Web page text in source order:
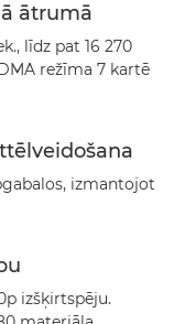
ātrumā
līdz pat 16 270
režīma 7 kartē
izmantojot
izšķirtspēju.